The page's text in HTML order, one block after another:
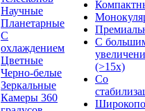
Научные
Планетарные
С
охлаждением
Цветные
Черно-белые
Зеркальные
Камеры 360
С
(>15x)
Со